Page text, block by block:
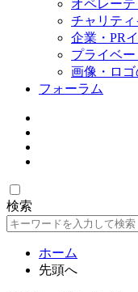
オペレーテ
チャリティ
企業・PR
プライベー
画像・ロ
フォーラム
検索
検
ホーム
先頭へ